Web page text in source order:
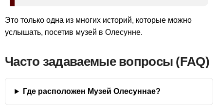
Это только одна из многих историй, которые можно
услышать, посетив музей в Олесунне.
Часто задаваемые вопросы (FAQ)
Где расположен Музей Олесуннае?